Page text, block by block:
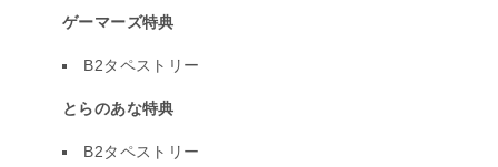
ゲーマーズ特典
B2タペストリー
とらのあな特典
B2タペストリー